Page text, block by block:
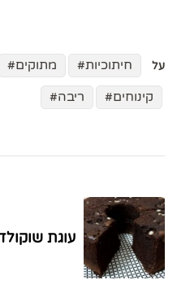
על חיתוכיות מתוקים
קינוחים
ריבה
בפוסטים
עוגת